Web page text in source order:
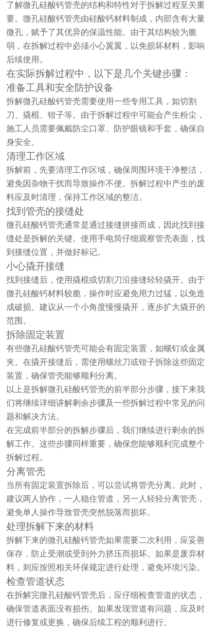
了解微孔硅酸钙管壳的结构和特性对于拆解过程至关重
要。微孔硅酸钙管壳由硅酸钙材料制成，内部含有大量
微孔，赋予了其优异的保温性能。由于其结构较为脆
弱，在拆解过程中必须小心翼翼，以免损坏材料，影响
后续使用。
在实际拆解过程中，以下是几个关键步骤：
准备工具和安全防护设备
拆解微孔硅酸钙管壳需要使用一些专用工具，如切割
刀、撬棍、钳子等。由于拆解过程中可能会产生粉尘，
施工人员需要佩戴防尘口罩、防护眼镜和手套，确保自
身安全。
清理工作区域
拆解前，先要清理工作区域，确保周围环境干净整洁，
避免因杂物干扰而导致操作不便。拆解过程中产生的废
料应及时清理，保持工作区域的整洁。
找到管壳的接缝处
微孔硅酸钙管壳通常是通过接缝拼接而成，因此找到接
缝处是拆解的关键。使用手电筒仔细观察管壳表面，找
到接缝位置，并做好标记。
小心撬开接缝
找到接缝后，使用撬棍或切割刀沿接缝轻轻撬开。由于
微孔硅酸钙材料较脆，操作时应避免用力过猛，以免造
成破损。建议从一个小角度慢慢撬开，逐步扩大撬开的
范围。
拆除固定装置
有些微孔硅酸钙管壳可能会有固定装置，如螺钉或金属
夹。在撬开接缝后，需使用螺丝刀或钳子拆除这些固定
装置，确保管壳能够顺利分离。
以上是拆解微孔硅酸钙管壳的前半部分步骤，接下来我
们将继续详细讲解剩余步骤及一些拆解过程中常见的问
题和解决方法。
在完成前半部分的拆解步骤后，我们继续进行剩余的拆
解工作。这些步骤同样重要，确保您能够顺利完成整个
拆解过程。
分离管壳
当所有固定装置拆除后，可以尝试将管壳分离。此时，
建议两人协作，一人稳住管道，另一人轻轻分离管壳，
避免单人操作导致管壳突然脱落而损坏。
处理拆解下来的材料
拆解下来的微孔硅酸钙管壳如果需要二次利用，应妥善
保存，防止受潮或受到外力挤压而损坏。如果是废弃材
料，则应按照相关环保规定进行处理，避免环境污染。
检查管道状态
在拆解完微孔硅酸钙管壳后，应仔细检查管道的状态，
确保管道表面没有损伤。如果发现管道有问题，应及时
进行修复或更换，确保后续工程的顺利进行。